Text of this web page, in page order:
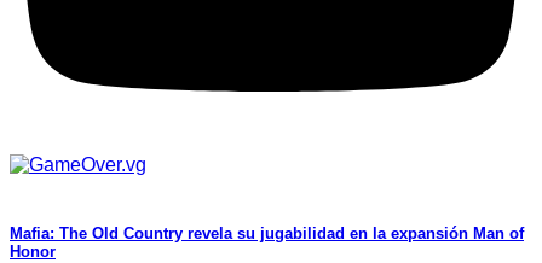
Mafia: The Old Country revela su jugabilidad en la expansión Man of
Honor